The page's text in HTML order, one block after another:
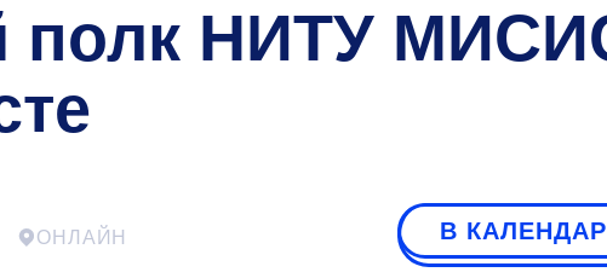
полк НИТУ
ОНЛАЙН В